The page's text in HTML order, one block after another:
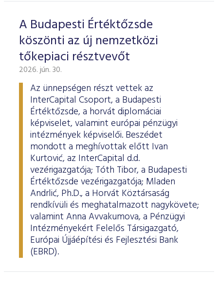
A Budapesti Értéktőzsde
köszönti az új nemzetközi
tőkepiaci résztvevőt
2026. jún. 30.
Az ünnepségen részt vettek az
InterCapital Csoport, a Budapesti
Értéktőzsde, a horvát diplomáciai
képviselet, valamint európai pénzügyi
intézmények képviselői. Beszédet
mondott a meghívottak előtt Ivan
Kurtović, az InterCapital d.d.
vezérigazgatója; Tóth Tibor, a Budapesti
Értéktőzsde vezérigazgatója; Mladen
Andrlić, Ph.D., a Horvát Köztársaság
rendkívüli és meghatalmazott nagykövete;
valamint Anna Avvakumova, a Pénzügyi
Intézményekért Felelős Társigazgató,
Európai Újjáépítési és Fejlesztési Bank
(EBRD).